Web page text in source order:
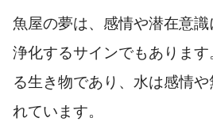
魚屋の夢は、感情や潜在意
浄化するサインでもあります
る生き物であり、水は感情
れています。